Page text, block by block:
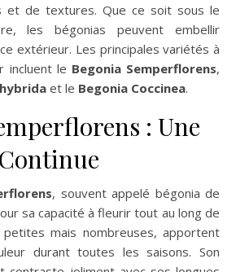
et de textures. Que ce soit sous le
les bégonias peuvent embellir
extérieur. Les principales variétés à
incluent le Begonia Semperflorens,
et le Begonia Coccinea.
: Une
, souvent appelé bégonia de
sa capacité à fleurir tout au long de
petites mais nombreuses, apportent
durant toutes les saisons. Son